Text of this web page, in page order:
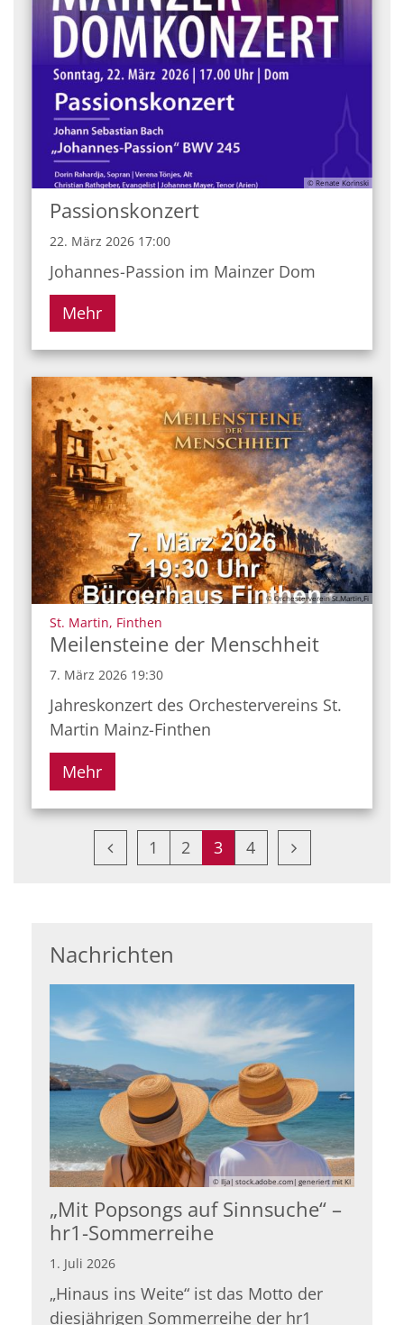
© Renate Korinski
Passionskonzert
22. März 2026 17:00
Johannes-Passion im Mainzer Dom
Mehr
© Orchesterverein St.Martin,Fi
St. Martin, Finthen
Meilensteine der Menschheit
7. März 2026 19:30
Jahreskonzert des Orchestervereins St.
Martin Mainz-Finthen
Mehr
Vorherige Seite
1 2 3 4 Nächste Seite
Nachrichten
© Ilja| stock.adobe.com| generiert mit KI
„Mit Popsongs auf Sinnsuche“ –
hr1-Sommerreihe
1. Juli 2026
„Hinaus ins Weite“ ist das Motto der
diesjährigen Sommerreihe der hr1